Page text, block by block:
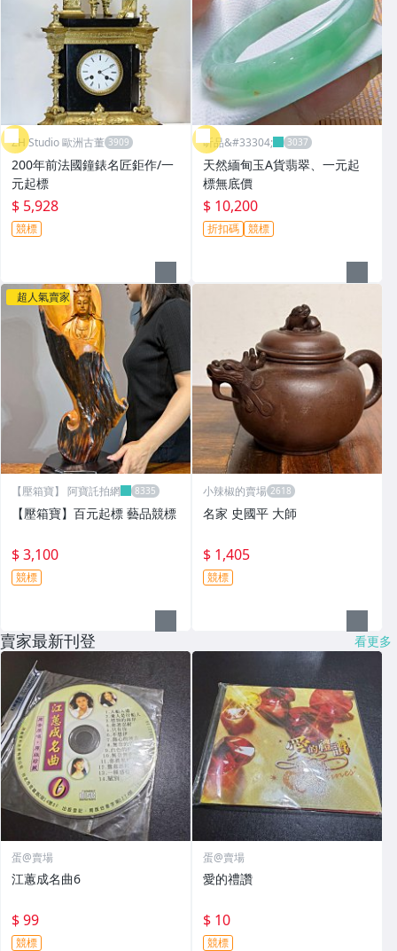
ZH Studio 歐洲古董
200年前法國鐘錶名匠鉅作/一
元起標
$ 5,928
競標
昕品&#33304;
天然緬甸玉A貨翡翠、一元起
標無底價
$ 10,200
折扣碼 競標
超人氣賣家
【壓箱寶】 阿寶託拍網
【壓箱寶】百元起標 藝品競標
$ 3,100
競標
小辣椒的賣場
名家 史國平 大師
$ 1,405
競標
賣家最新刊登 看更多
蛋@賣場
江蕙成名曲6
$ 99
競標
蛋@賣場
愛的禮讚
$ 10
競標